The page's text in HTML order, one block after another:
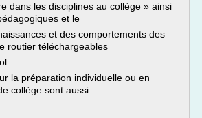
dans les disciplines au collège » ainsi
et le
et des comportements des
routier téléchargeables
.
la préparation individuelle ou en
collège sont aussi...